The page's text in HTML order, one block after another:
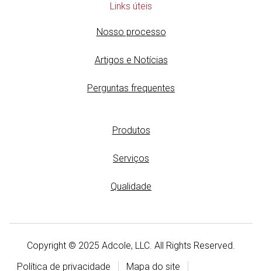
Links úteis
Nosso processo
Artigos e Notícias
Perguntas frequentes
Produtos
Serviços
Qualidade
Copyright © 2025 Adcole, LLC. All Rights Reserved.
Política de privacidade
Mapa do site